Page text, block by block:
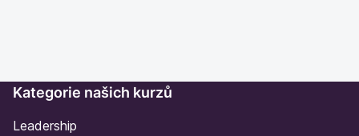
Kategorie našich kurzů
Leadership